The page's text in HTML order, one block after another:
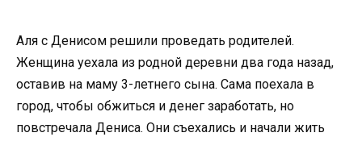
Аля с Денисом решили проведать родителей.
Женщина уехала из родной деревни два года назад,
оставив на маму 3-летнего сына. Сама поехала в
город, чтобы обжиться и денег заработать, но
повстречала Дениса. Они съехались и начали жить